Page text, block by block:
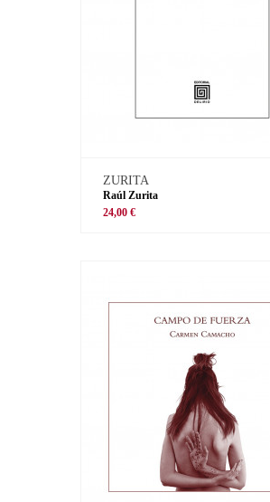
ZURITA
Raúl Zurita
24,00 €